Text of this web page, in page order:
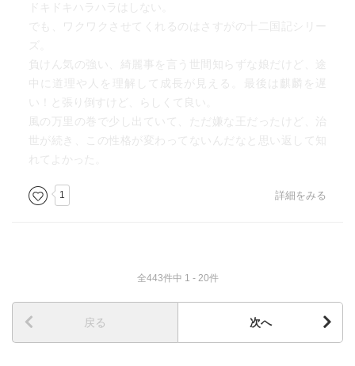
ドキドキハラハラはしない。
でも、ワクワクさせてくれるのはさすがの十二国記シリー
ズ。
負けん気の強い、綺麗事を言う世間知らずな娘だけど、途
中に道理や人を理解して成長が見える。最後は麒麟を遅
い！と張り倒すけど、らしくて良い。
風の万里の巻で少し出ていて、ただ嫌な王だったけど、治
世が続き、この性格が変わってないんだなと思い返して知
れてよかった。
1 詳細をみる
全443件中 1 - 20件
戻る 次へ